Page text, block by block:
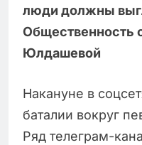
люди должны
Общественность
Юлдашевой
Накануне в
баталии вокруг
Ряд телеграм-